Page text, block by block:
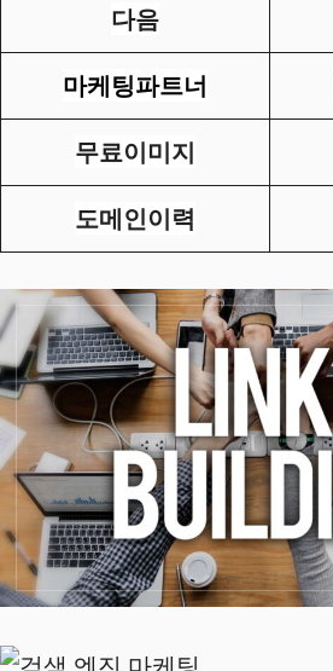
다음
마케팅파트너
무료이미지
도메인이력